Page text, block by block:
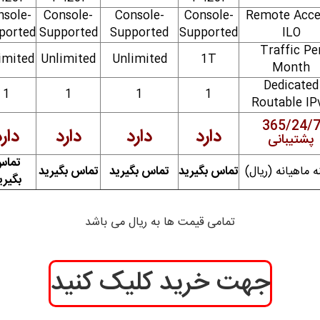
Remote
ILO
Console-
Supported
Console-
Supported
Console-
Supported
Traffic
Month
1T
Unlimited
Unlimited
Dedicated
Routable
1
1
1
1
365/24/7
پشتیبانی دارد دارد دارد
ماهیانه (ریال) تماس بگیرید تماس بگیرید تماس بگیرید
تمامی قیمت ها به ریال می باشد
جهت خرید کلیک کنید